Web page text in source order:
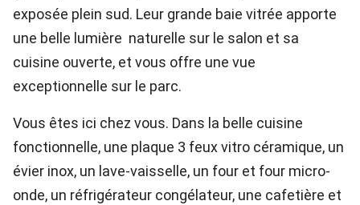
exposée plein sud. Leur grande baie vitrée apporte
une belle lumière naturelle sur le salon et sa
cuisine ouverte, et vous offre une vue
exceptionnelle sur le parc.
Vous êtes ici chez vous. Dans la belle cuisine
fonctionnelle, une plaque 3 feux vitro céramique, un
évier inox, un lave-vaisselle, un four et four micro-
onde, un réfrigérateur congélateur, une cafetière et